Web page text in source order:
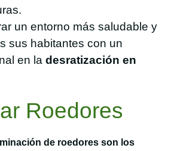
un entorno más saludable y
sus habitantes con un
en la desratización en
Roedores
de roedores son los